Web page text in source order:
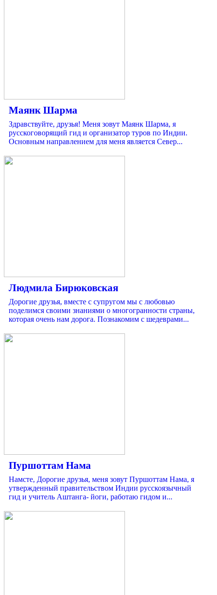
Маянк Шарма
Здравствуйте, друзья! Меня зовут Маянк Шарма, я
русскоговорящий гид и организатор туров по Индии.
Основным направлением для меня является Север...
Людмила Бирюковская
Дорогие друзья, вместе с супругом мы с любовью
поделимся своими знаниями о многогранности страны,
которая очень нам дорога. Познакомим с шедеврами...
Пуршоттам Нама
Намсте, Дорогие друзья, меня зовут Пуршоттам Нама, я
утвержденный правительством Индии русскоязычный
гид и учитель Аштанга- йоги, работаю гидом и...